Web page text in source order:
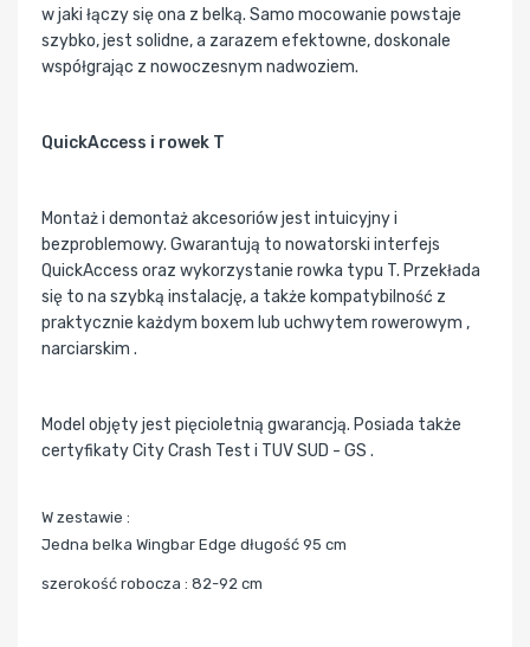
w jaki łączy się ona z belką. Samo mocowanie powstaje
szybko, jest solidne, a zarazem efektowne, doskonale
współgrając z nowoczesnym nadwoziem.
QuickAccess i rowek T
Montaż i demontaż akcesoriów jest intuicyjny i
bezproblemowy. Gwarantują to nowatorski interfejs
QuickAccess oraz wykorzystanie rowka typu T. Przekłada
się to na szybką instalację, a także kompatybilność z
praktycznie każdym boxem lub uchwytem rowerowym ,
narciarskim .
Model objęty jest pięcioletnią gwarancją. Posiada także
certyfikaty City Crash Test i TUV SUD - GS .
W zestawie :
Jedna belka Wingbar Edge długość 95 cm
szerokość robocza : 82-92 cm